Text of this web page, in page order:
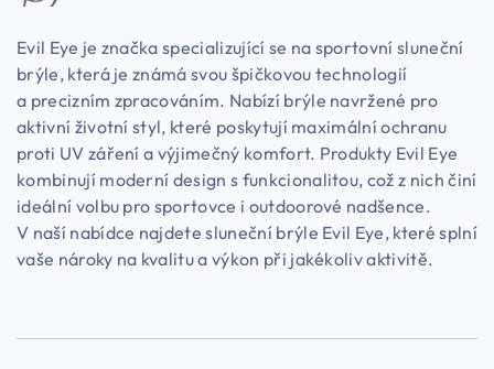
Evil Eye je značka specializující se na sportovní sluneční
brýle, která je známá svou špičkovou technologií
a precizním zpracováním. Nabízí brýle navržené pro
aktivní životní styl, které poskytují maximální ochranu
proti UV záření a výjimečný komfort. Produkty Evil Eye
kombinují moderní design s funkcionalitou, což z nich činí
ideální volbu pro sportovce i outdoorové nadšence.
V naší nabídce najdete sluneční brýle Evil Eye, které splní
vaše nároky na kvalitu a výkon při jakékoliv aktivitě.